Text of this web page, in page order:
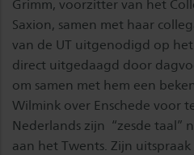
Grimm, voorzitter van het
Saxion, samen met haar
van de UT uitgenodigd op
direct uitgedaagd door
om samen met hem een
Wilmink over Enschede voor
Nederlands zijn “zesde taal”
aan het Twents. Zijn uitspraak